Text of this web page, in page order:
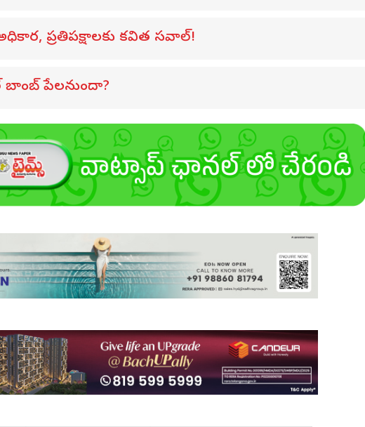
ప్రతిపక్షాలకు కవిత సవాల్!
బాంబ్ పేలనుందా?